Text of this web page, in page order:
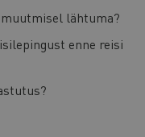
lähtuma?
enne reisi